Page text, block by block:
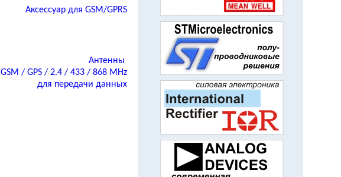
Аксессуар для GSM/GPRS
Антенны
GSM / GPS / 2.4 / 433 / 868 MHz
для передачи данных